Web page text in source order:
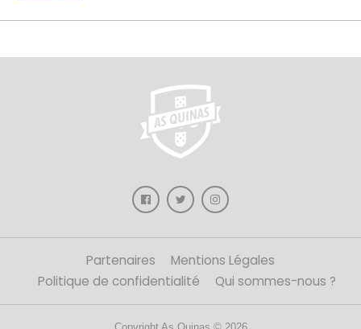
Partenaires
Mentions Légales
Politique de confidentialité
Qui sommes-nous ?